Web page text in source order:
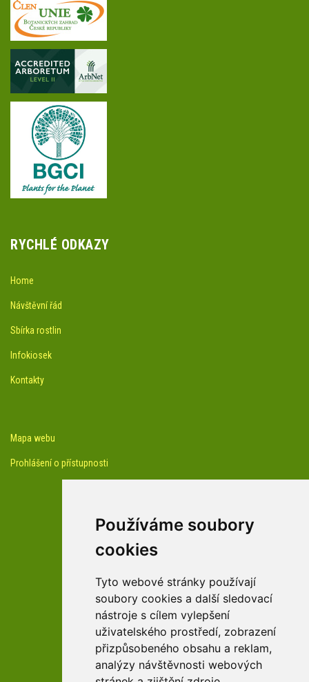
Používáme soubory
cookies
Tyto webové stránky používají
soubory cookies a další sledovací
nástroje s cílem vylepšení
uživatelského prostředí, zobrazení
přizpůsobeného obsahu a reklam,
analýzy návštěvnosti webových
RYCHLÉ ODKAZY
Home
Návštěvní řád
Sbírka rostlin
Infokiosek
Kontakty
Mapa webu
Prohlášení o přístupnosti
Youtube kanál arboreta